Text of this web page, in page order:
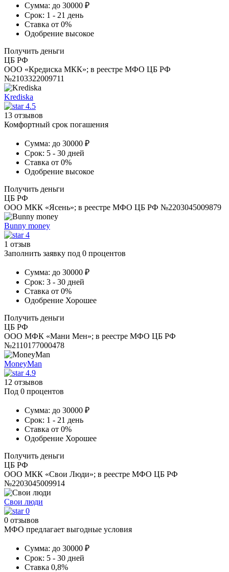
Сумма: до 30000 ₽
Срок: 1 - 21 день
Ставка от 0%
Одобрение высокое
Получить деньги
ЦБ РФ
ООО «Кредиска МКК»; в реестре МФО ЦБ РФ
№2103322009711
Krediska
4.5
13 отзывов
Комфортный срок погашения
Сумма: до 30000 ₽
Срок: 5 - 30 дней
Ставка от 0%
Одобрение высокое
Получить деньги
ЦБ РФ
ООО МКК «Ясень»; в реестре МФО ЦБ РФ №2203045009879
Bunny money
4
1 отзыв
Заполнить заявку под 0 процентов
Сумма: до 30000 ₽
Срок: 3 - 30 дней
Ставка от 0%
Одобрение Хорошее
Получить деньги
ЦБ РФ
ООО МФК «Мани Мен»; в реестре МФО ЦБ РФ
№2110177000478
MoneyMan
4.9
12 отзывов
Под 0 процентов
Сумма: до 30000 ₽
Срок: 1 - 21 день
Ставка от 0%
Одобрение Хорошее
Получить деньги
ЦБ РФ
ООО МКК «Свои Люди»; в реестре МФО ЦБ РФ
№2203045009914
Свои люди
0
0 отзывов
МФО предлагает выгодные условия
Сумма: до 30000 ₽
Срок: 5 - 30 дней
Ставка 0,8%